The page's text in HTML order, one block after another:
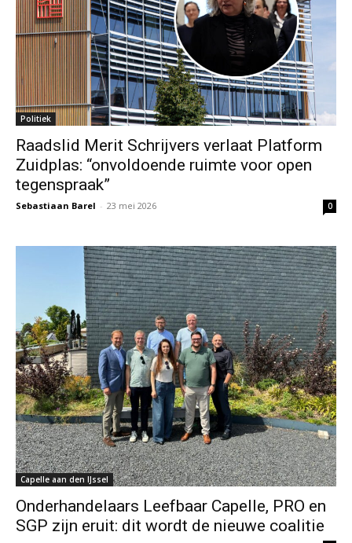
Politiek
Raadslid Merit Schrijvers verlaat Platform
Zuidplas: “onvoldoende ruimte voor open
tegenspraak”
Sebastiaan Barel - 23 mei 2026 0
Capelle aan den IJssel
Onderhandelaars Leefbaar Capelle, PRO en
SGP zijn eruit: dit wordt de nieuwe coalitie